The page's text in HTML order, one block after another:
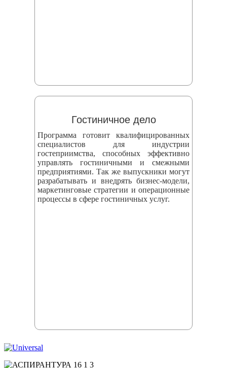
Гостиничное дело
Программа готовит квалифицированных
специалистов для индустрии
гостеприимства, способных эффективно
управлять гостиничными и смежными
предприятиями. Так же выпускники могут
разрабатывать и внедрять бизнес‑модели,
маркетинговые стратегии и операционные
процессы в сфере гостиничных услуг.